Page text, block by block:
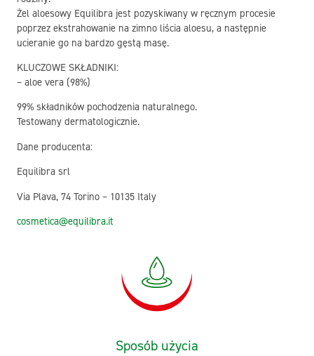
Żel aloesowy Equilibra jest pozyskiwany w ręcznym procesie
poprzez ekstrahowanie na zimno liścia aloesu, a następnie
ucieranie go na bardzo gęstą masę.
KLUCZOWE SKŁADNIKI:
– aloe vera (98%)
99% składników pochodzenia naturalnego.
Testowany dermatologicznie.
Dane producenta:
Equilibra srl
Via Plava, 74 Torino – 10135 Italy
cosmetica@equilibra.it
Sposób użycia